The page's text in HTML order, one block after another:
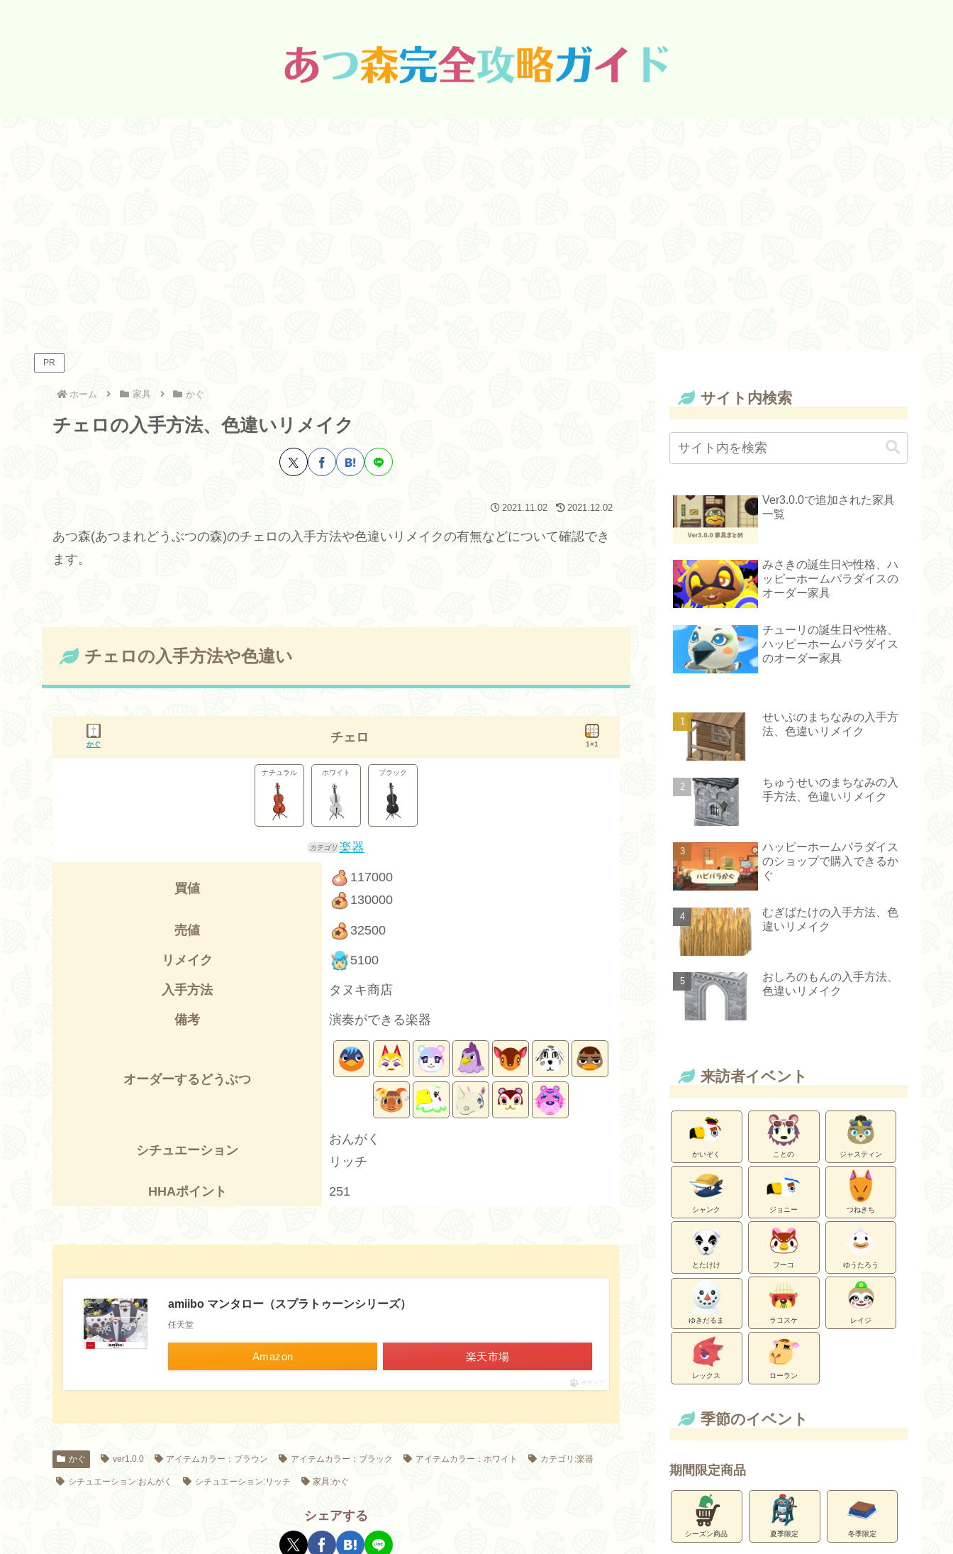
PR
ホーム 家具 かぐ
チェロの入手方法、色違いリメイク
2021.11.02 2021.12.02
あつ森(あつまれどうぶつの森)のチェロの入手方法や色違いリメイクの有無などについて確認でき
ます。
チェロの入手方法や色違い
かぐ チェロ 1×1
ナチュラル ホワイト ブラック
楽器
買値
117000
130000
売値 32500
リメイク 5100
入手方法 タヌキ商店
備考 演奏ができる楽器
オーダーするどうぶつ
シチュエーション
おんがく
リッチ
HHAポイント 251
amiibo マンタロー（スプラトゥーンシリーズ）
任天堂
Amazon 楽天市場
ポチップ
かぐ ver1.0.0 アイテムカラー：ブラウン アイテムカラー：ブラック アイテムカラー：ホワイト カテゴリ:楽器
シチュエーション:おんがく シチュエーション:リッチ 家具:かぐ
シェアする
サイト内検索
Ver3.0.0で追加された家具
一覧
みさきの誕生日や性格、ハ
ッピーホームパラダイスの
オーダー家具
チューリの誕生日や性格、
ハッピーホームパラダイス
のオーダー家具
せいぶのまちなみの入手方
法、色違いリメイク
ちゅうせいのまちなみの入
手方法、色違いリメイク
ハッピーホームパラダイス
のショップで購入できるか
ぐ
むぎばたけの入手方法、色
違いリメイク
おしろのもんの入手方法、
色違いリメイク
来訪者イベント
かいぞく ことの ジャスティン
シャンク ジョニー つねきち
とたけけ フーコ ゆうたろう
ゆきだるま ラコスケ レイジ
レックス ローラン
季節のイベント
期間限定商品
シーズン商品 夏季限定 冬季限定